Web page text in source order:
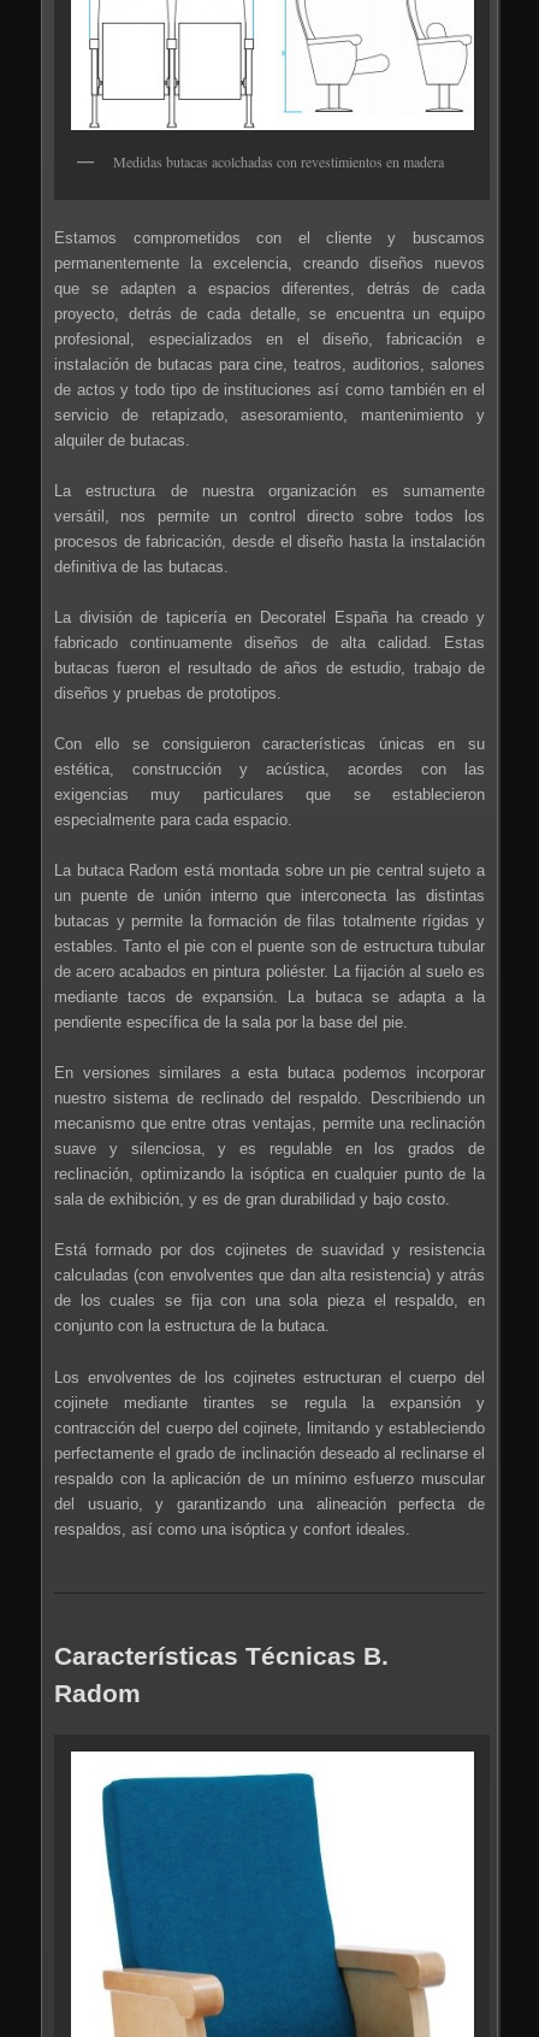
Medidas butacas acolchadas con revestimientos en madera
Estamos comprometidos con el cliente y buscamos
permanentemente la excelencia, creando diseños nuevos
que se adapten a espacios diferentes, detrás de cada
proyecto, detrás de cada detalle, se encuentra un equipo
profesional, especializados en el diseño, fabricación e
instalación de butacas para cine, teatros, auditorios, salones
de actos y todo tipo de instituciones así como también en el
servicio de retapizado, asesoramiento, mantenimiento y
alquiler de butacas.
La estructura de nuestra organización es sumamente
versátil, nos permite un control directo sobre todos los
procesos de fabricación, desde el diseño hasta la instalación
definitiva de las butacas.
La división de tapicería en Decoratel España ha creado y
fabricado continuamente diseños de alta calidad. Estas
butacas fueron el resultado de años de estudio, trabajo de
diseños y pruebas de prototipos.
Con ello se consiguieron características únicas en su
estética, construcción y acústica, acordes con las
exigencias muy particulares que se establecieron
especialmente para cada espacio.
La butaca Radom está montada sobre un pie central sujeto a
un puente de unión interno que interconecta las distintas
butacas y permite la formación de filas totalmente rígidas y
estables. Tanto el pie con el puente son de estructura tubular
de acero acabados en pintura poliéster. La fijación al suelo es
mediante tacos de expansión. La butaca se adapta a la
pendiente específica de la sala por la base del pie.
En versiones similares a esta butaca podemos incorporar
nuestro sistema de reclinado del respaldo. Describiendo un
mecanismo que entre otras ventajas, permite una reclinación
suave y silenciosa, y es regulable en los grados de
reclinación, optimizando la isóptica en cualquier punto de la
sala de exhibición, y es de gran durabilidad y bajo costo.
Está formado por dos cojinetes de suavidad y resistencia
calculadas (con envolventes que dan alta resistencia) y atrás
de los cuales se fija con una sola pieza el respaldo, en
conjunto con la estructura de la butaca.
Los envolventes de los cojinetes estructuran el cuerpo del
cojinete mediante tirantes se regula la expansión y
contracción del cuerpo del cojinete, limitando y estableciendo
perfectamente el grado de inclinación deseado al reclinarse el
respaldo con la aplicación de un mínimo esfuerzo muscular
del usuario, y garantizando una alineación perfecta de
respaldos, así como una isóptica y confort ideales.
Características Técnicas B.
Radom